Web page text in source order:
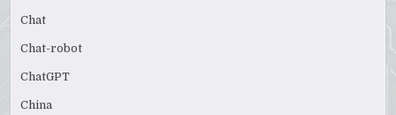
Chat
Chat-robot
ChatGPT
China